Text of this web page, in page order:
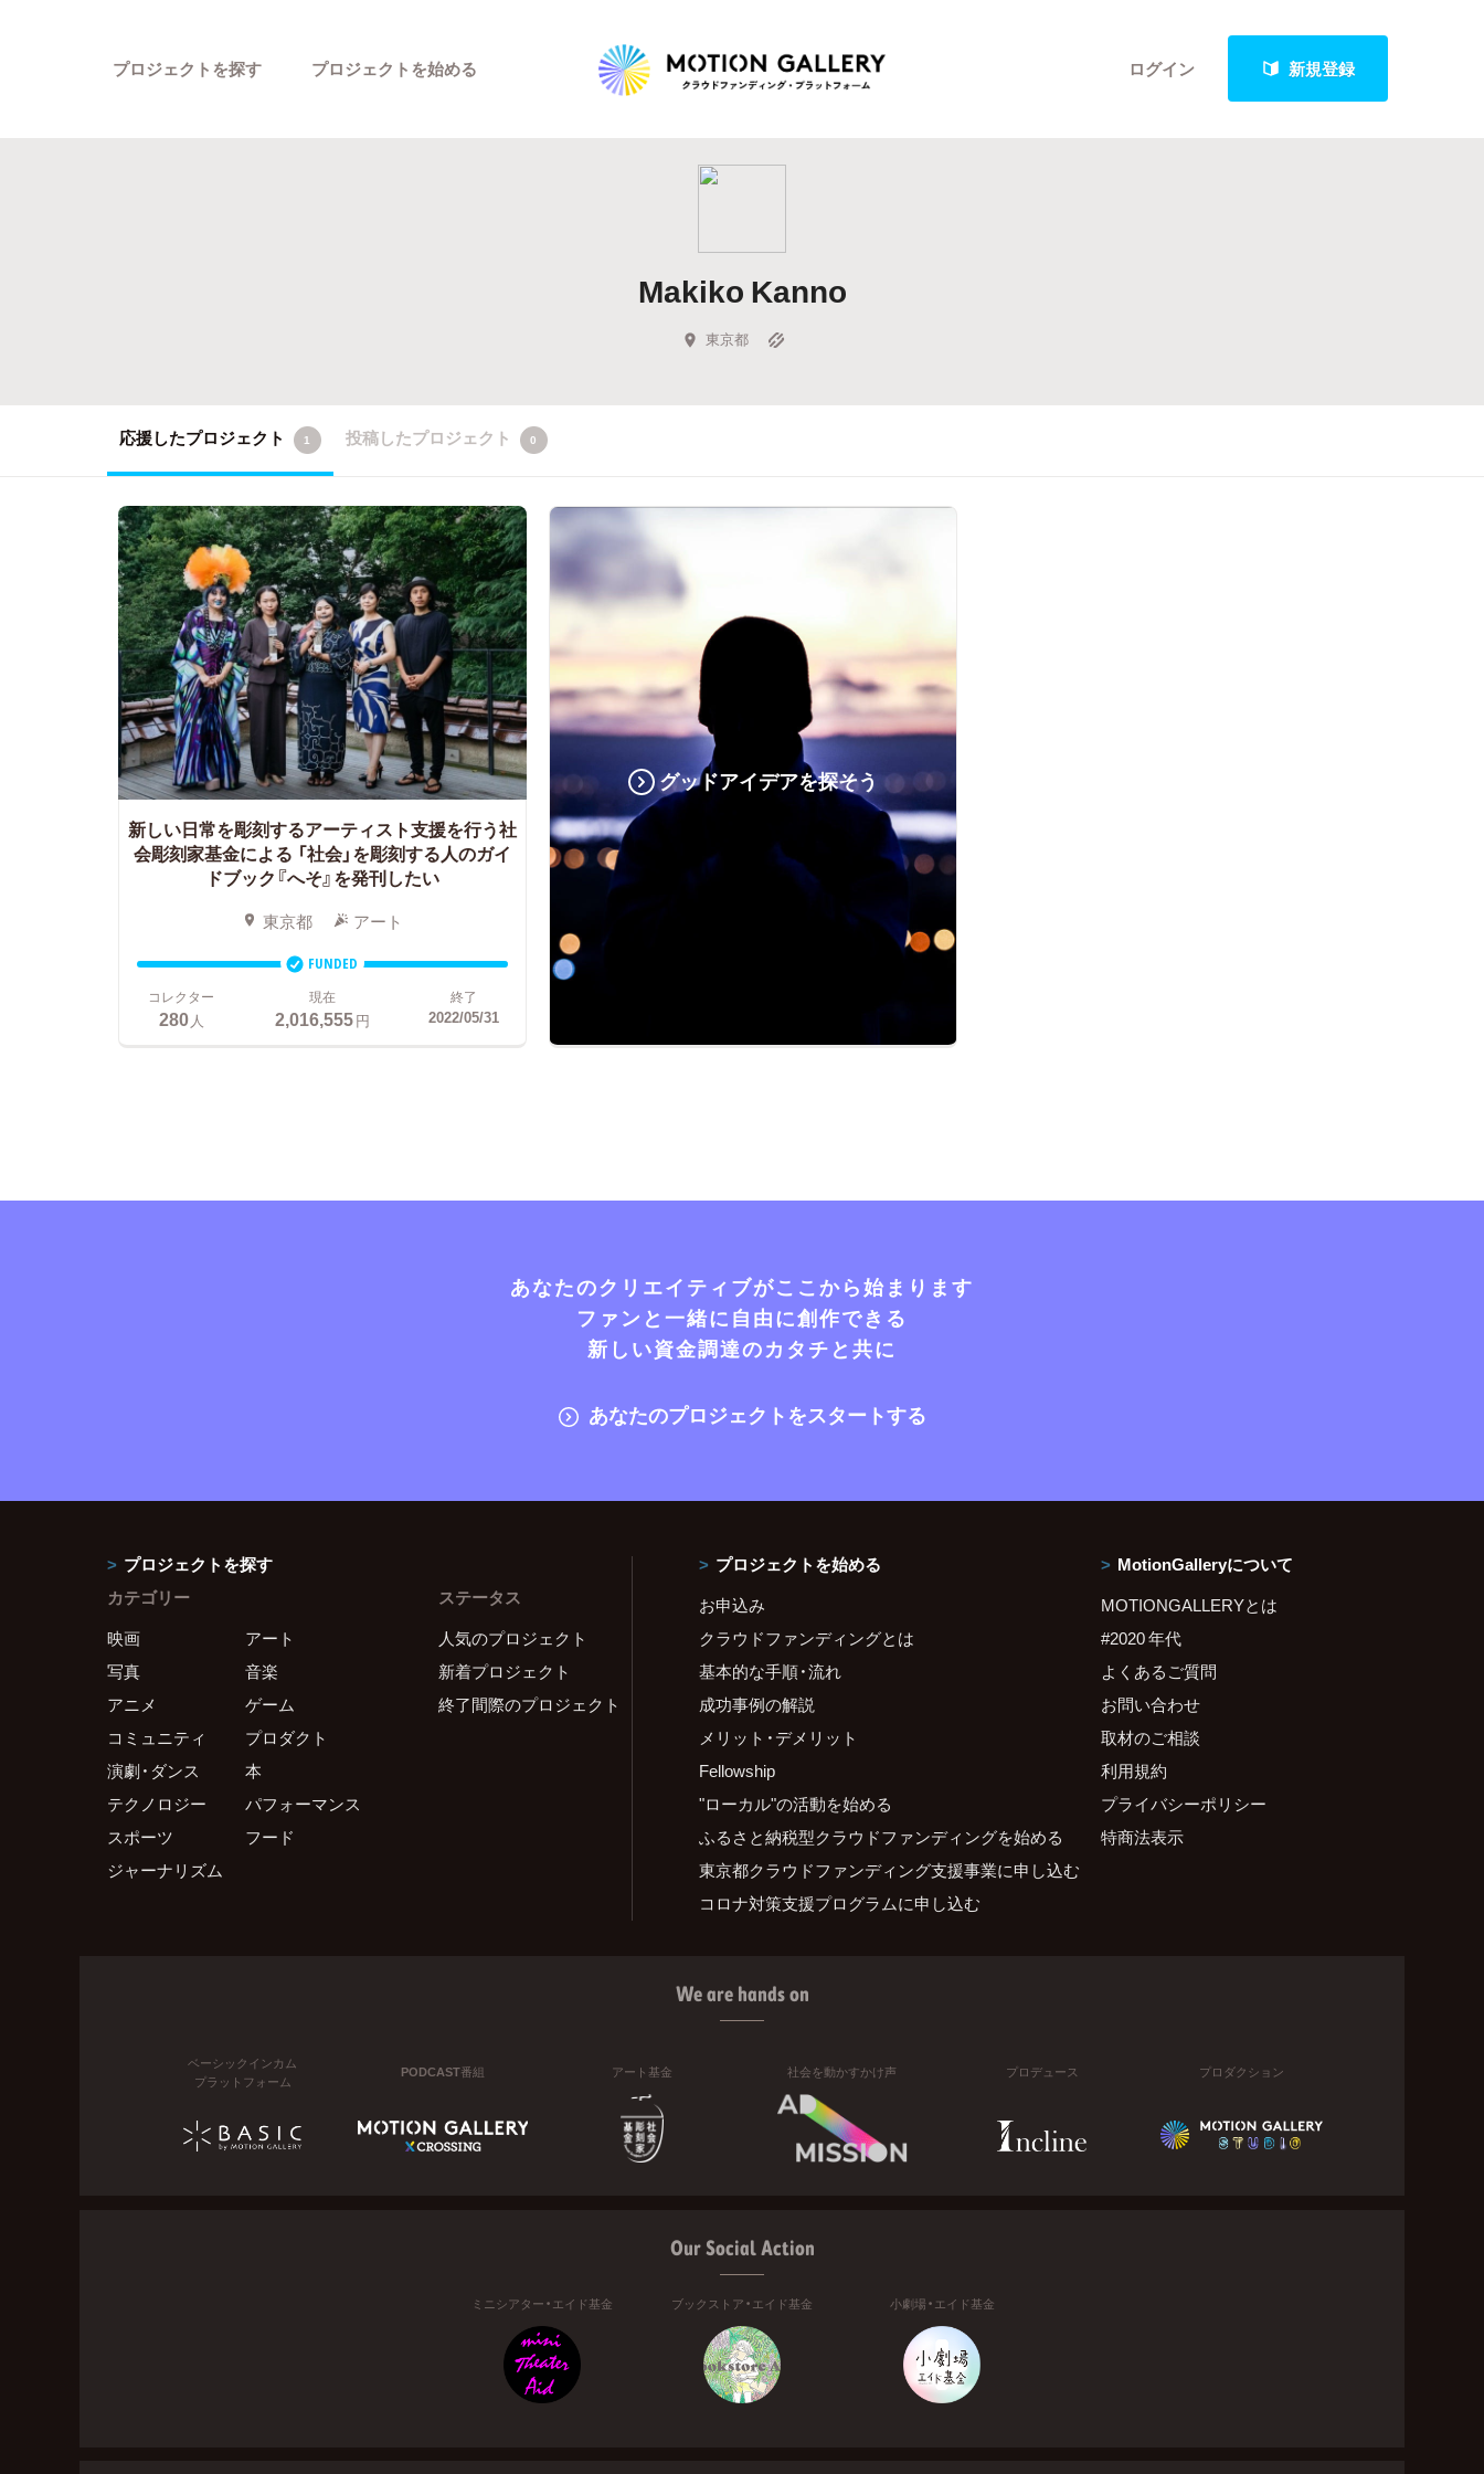
ログイン 新規登録
プロジェクトを探す
Highlight
Feature
キュレーターから探す
プロジェクトを始める
Makiko Kanno
東京都
応援したプロジェクト 1 投稿したプロジェクト 0
新しい日常を彫刻するアーティスト支援を行う社
会彫刻家基金による 「社会」を彫刻する人のガイ
ドブック『へそ』を発刊したい
東京都 アート
FUNDED
コレクター
280人
現在
2,016,555円
終了
2022/05/31
グッドアイデアを探そう
あなたのクリエイティブがここから始まります
ファンと一緒に自由に創作できる
新しい資金調達のカタチと共に
あなたのプロジェクトをスタートする
プロジェクトを探す
カテゴリー
映画
アート
写真
音楽
アニメ
ゲーム
コミュニティ
プロダクト
演劇・ダンス
本
テクノロジー
パフォーマンス
スポーツ
フード
ジャーナリズム
ステータス
人気のプロジェクト
新着プロジェクト
終了間際のプロジェクト
プロジェクトを始める
お申込み
クラウドファンディングとは
基本的な手順・流れ
成功事例の解説
メリット・デメリット
Fellowship
"ローカル"の活動を始める
ふるさと納税型クラウドファンディングを始める
東京都クラウドファンディング支援事業に申し込む
コロナ対策支援プログラムに申し込む
MotionGalleryについて
MOTIONGALLERYとは
#2020 年代
よくあるご質問
お問い合わせ
取材のご相談
利用規約
プライバシーポリシー
特商法表示
We are hands on
ベーシックインカム
プラットフォーム
PODCAST番組 アート基金 社会を動かすかけ声 プロデュース プロダクション
Our Social Action
ミニシアター・エイド基金 ブックストア・エイド基金 小劇場・エイド基金